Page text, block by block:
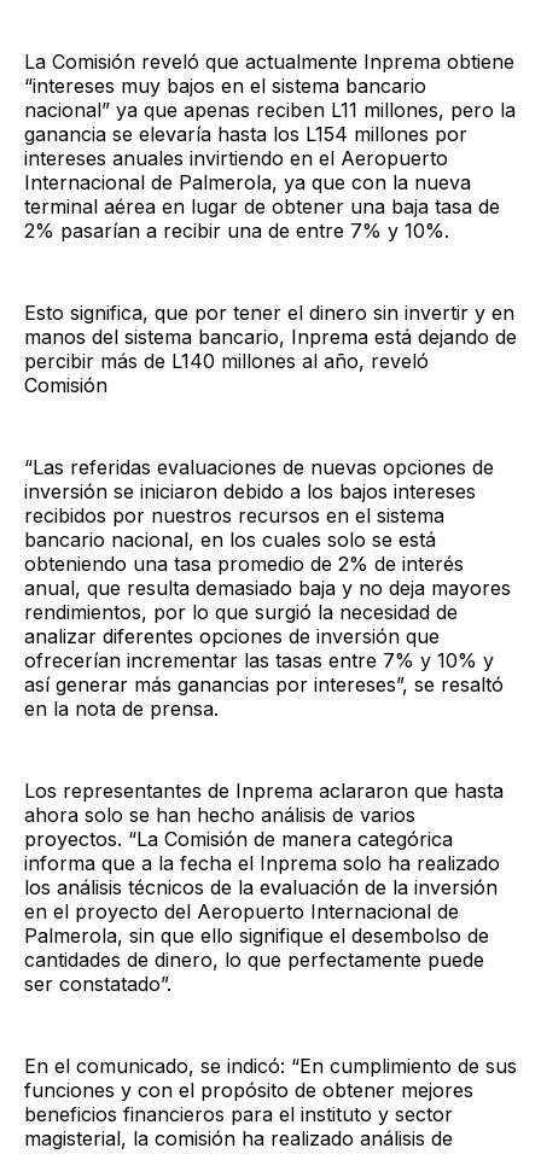
La Comisión reveló que actualmente Inprema obtiene
“intereses muy bajos en el sistema bancario
nacional” ya que apenas reciben L11 millones, pero la
ganancia se elevaría hasta los L154 millones por
intereses anuales invirtiendo en el Aeropuerto
Internacional de Palmerola, ya que con la nueva
terminal aérea en lugar de obtener una baja tasa de
2% pasarían a recibir una de entre 7% y 10%.
Esto significa, que por tener el dinero sin invertir y en
manos del sistema bancario, Inprema está dejando de
percibir más de L140 millones al año, reveló
Comisión
“Las referidas evaluaciones de nuevas opciones de
inversión se iniciaron debido a los bajos intereses
recibidos por nuestros recursos en el sistema
bancario nacional, en los cuales solo se está
obteniendo una tasa promedio de 2% de interés
anual, que resulta demasiado baja y no deja mayores
rendimientos, por lo que surgió la necesidad de
analizar diferentes opciones de inversión que
ofrecerían incrementar las tasas entre 7% y 10% y
así generar más ganancias por intereses”, se resaltó
en la nota de prensa.
Los representantes de Inprema aclararon que hasta
ahora solo se han hecho análisis de varios
proyectos. “La Comisión de manera categórica
informa que a la fecha el Inprema solo ha realizado
los análisis técnicos de la evaluación de la inversión
en el proyecto del Aeropuerto Internacional de
Palmerola, sin que ello signifique el desembolso de
cantidades de dinero, lo que perfectamente puede
ser constatado”.
En el comunicado, se indicó: “En cumplimiento de sus
funciones y con el propósito de obtener mejores
beneficios financieros para el instituto y sector
magisterial, la comisión ha realizado análisis de